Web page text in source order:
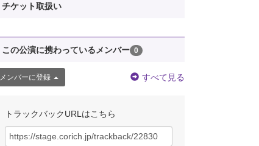
チケット取扱い
この公演に携わっているメンバー 0
メンバーに登録 すべて見る
トラックバックURLはこちら